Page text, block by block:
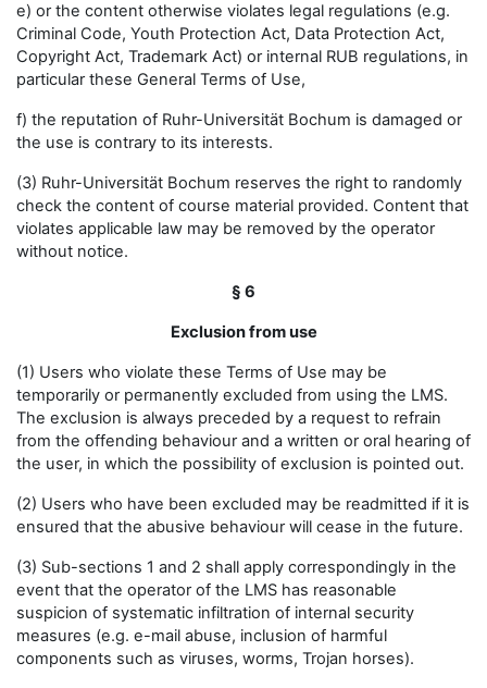
e) or the content otherwise violates legal regulations (e.g.
Criminal Code, Youth Protection Act, Data Protection Act,
Copyright Act, Trademark Act) or internal RUB regulations, in
particular these General Terms of Use,
f) the reputation of Ruhr-Universität Bochum is damaged or
the use is contrary to its interests.
(3) Ruhr-Universität Bochum reserves the right to randomly
check the content of course material provided. Content that
violates applicable law may be removed by the operator
without notice.
§ 6
Exclusion from use
(1) Users who violate these Terms of Use may be
temporarily or permanently excluded from using the LMS.
The exclusion is always preceded by a request to refrain
from the offending behaviour and a written or oral hearing of
the user, in which the possibility of exclusion is pointed out.
(2) Users who have been excluded may be readmitted if it is
ensured that the abusive behaviour will cease in the future.
(3) Sub-sections 1 and 2 shall apply correspondingly in the
event that the operator of the LMS has reasonable
suspicion of systematic infiltration of internal security
measures (e.g. e-mail abuse, inclusion of harmful
components such as viruses, worms, Trojan horses).